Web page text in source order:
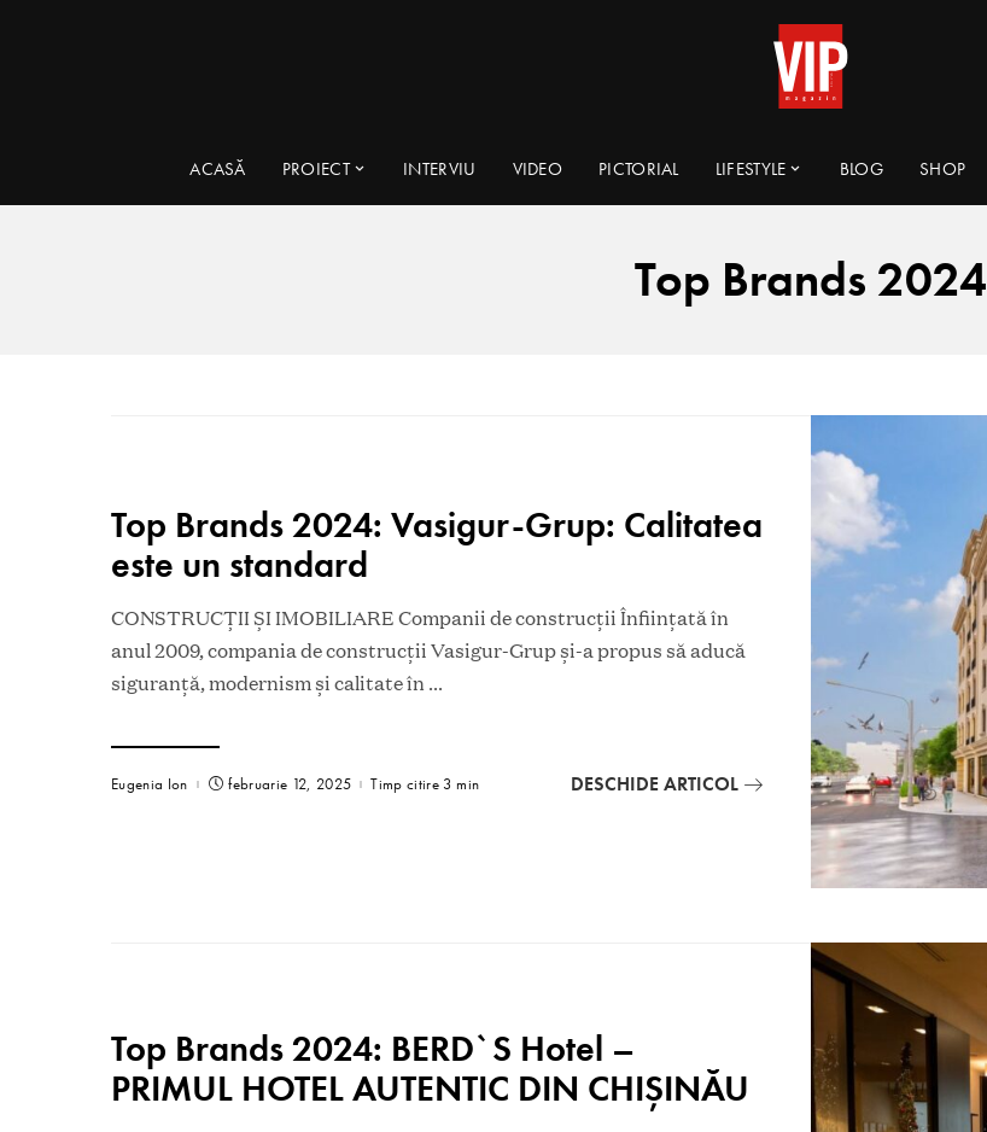
ACASĂ PROIECT INTERVIU VIDEO PICTORIAL LIFESTYLE BLOG SHOP
Top Brands 2024
Top Brands 2024: Vasigur-Grup: Calitatea
este un standard
CONSTRUCȚII ȘI IMOBILIARE Companii de construcții Înființată în
anul 2009, compania de construcții Vasigur-Grup și-a propus să aducă
siguranță, modernism și calitate în ...
Eugenia Ion februarie 12, 2025 Timp citire 3 min DESCHIDE ARTICOL
Top Brands 2024: BERD`S Hotel –
PRIMUL HOTEL AUTENTIC DIN CHIȘINĂU